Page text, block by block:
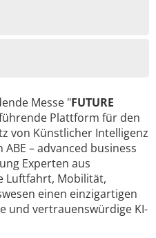
Messe "FUTURE
Plattform für den
von Künstlicher Intelligenz
– advanced business
Experten aus
Luftfahrt, Mobilität,
einen einzigartigen
und vertrauenswürdige KI-